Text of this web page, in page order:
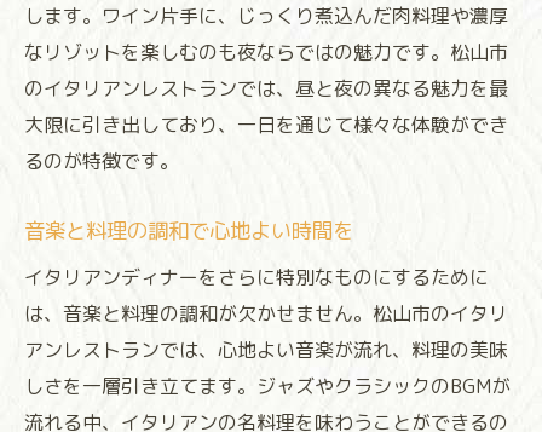
します。ワイン片手に、じっくり煮込んだ肉料理や濃厚
なリゾットを楽しむのも夜ならではの魅力です。松山市
のイタリアンレストランでは、昼と夜の異なる魅力を最
大限に引き出しており、一日を通じて様々な体験ができ
るのが特徴です。
音楽と料理の調和で心地よい時間を
イタリアンディナーをさらに特別なものにするために
は、音楽と料理の調和が欠かせません。松山市のイタリ
アンレストランでは、心地よい音楽が流れ、料理の美味
しさを一層引き立てます。ジャズやクラシックのBGMが
流れる中、イタリアンの名料理を味わうことができるの